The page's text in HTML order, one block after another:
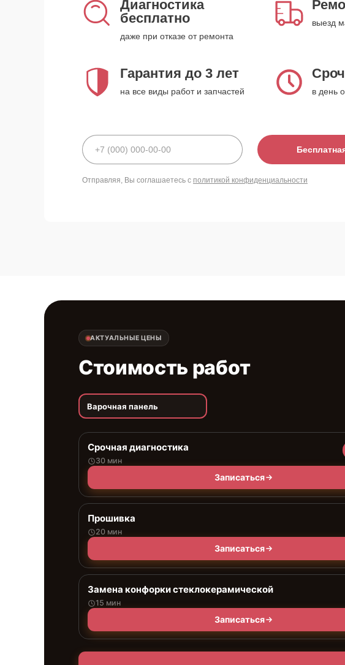
Диагностика
бесплатно
даже при отказе от ремонта
выезд
Гарантия до 3 лет
на все виды работ и запчастей в день
Отправляя, Вы соглашаетесь с политикой конфиденциальности
АКТУАЛЬНЫЕ ЦЕНЫ
Стоимость работ
Варочная панель
Срочная диагностика
30 мин
Записаться
Прошивка
20 мин
Записаться
Замена конфорки стеклокерамической
15 мин
Записаться